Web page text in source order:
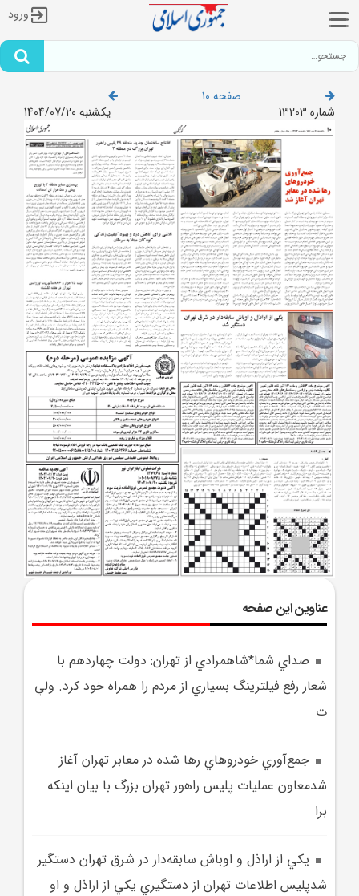
ورود
صفحه 10
شماره 13203
یکشنبه 1404/07/20
عناوین این صفحه
صداي شما*شاهمرادي از تهران: دولت چهاردهم با
شعار رفع فيلترينگ بسياري از مردم را همراه خود کرد. ولي
ت
جمع‌آوري خودروهاي رها شده در معابر تهران آغاز
شدمعاون عمليات پليس راهور تهران بزرگ با بيان اينکه
برا
يکي از اراذل و اوباش سابقه‌دار در شرق تهران دستگير
شدپليس اطلاعات تهران از دستگيري يکي از اراذل و او